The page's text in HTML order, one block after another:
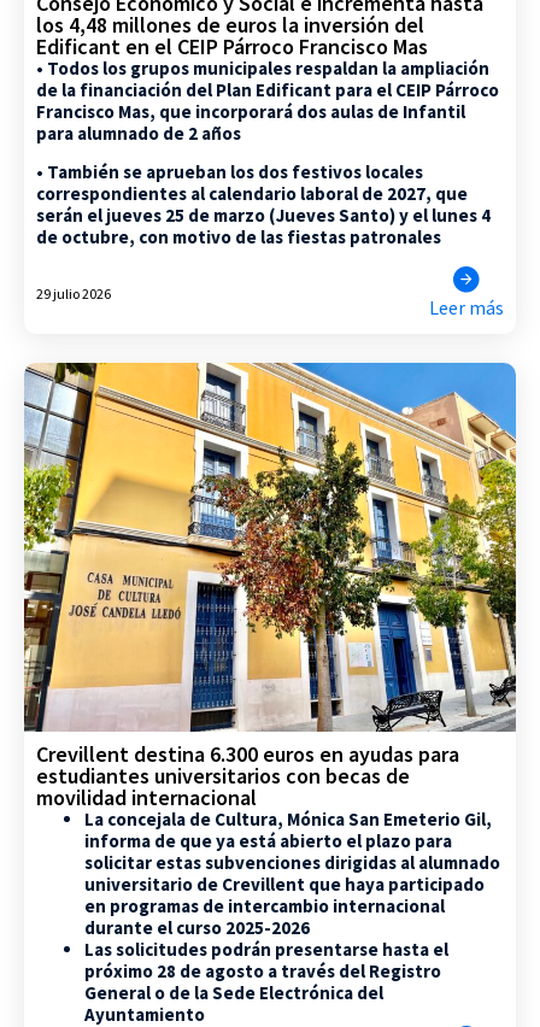
los 4,48 millones de euros la inversión del
Edificant en el CEIP Párroco Francisco Mas
• Todos los grupos municipales respaldan la ampliación
de la financiación del Plan Edificant para el CEIP Párroco
Francisco Mas, que incorporará dos aulas de Infantil
para alumnado de 2 años
• También se aprueban los dos festivos locales
correspondientes al calendario laboral de 2027, que
serán el jueves 25 de marzo (Jueves Santo) y el lunes 4
de octubre, con motivo de las fiestas patronales
29 julio 2026
Leer más
Crevillent destina 6.300 euros en ayudas para
estudiantes universitarios con becas de
movilidad internacional
La concejala de Cultura, Mónica San Emeterio Gil,
informa de que ya está abierto el plazo para
solicitar estas subvenciones dirigidas al alumnado
universitario de Crevillent que haya participado
en programas de intercambio internacional
durante el curso 2025-2026
Las solicitudes podrán presentarse hasta el
próximo 28 de agosto a través del Registro
General o de la Sede Electrónica del
Ayuntamiento